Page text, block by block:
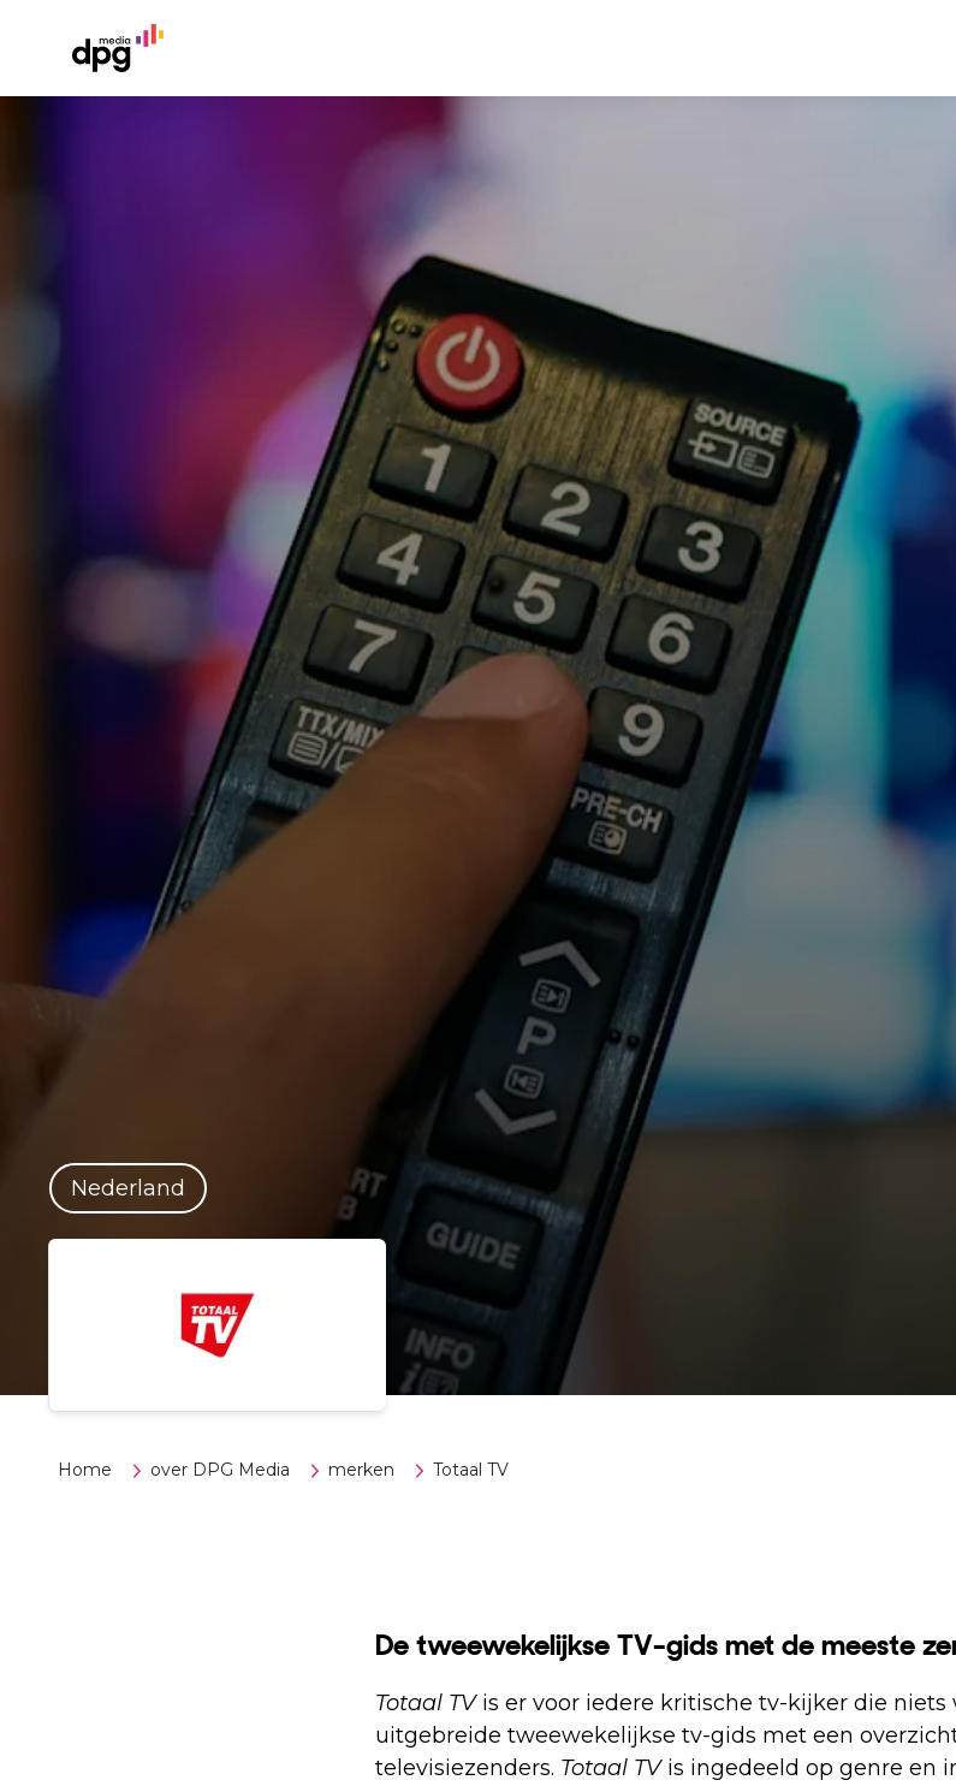
Nederland
Home over DPG Media merken Totaal TV
De tweewekelijkse TV-gids met de meeste
Totaal TVis er voor iedere kritische tv-kijker die niets
uitgebreide tweewekelijkse tv-gids met een
televisiezenders. Totaal TV is ingedeeld op genre en